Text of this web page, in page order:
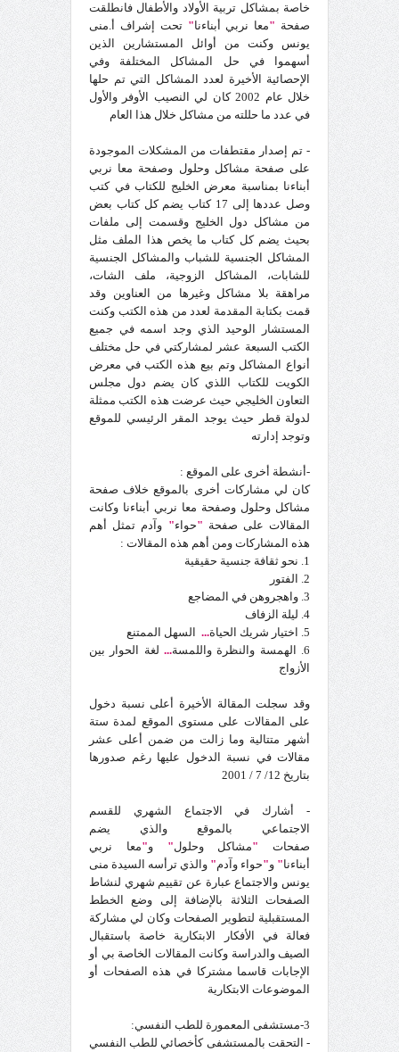
خاصة بمشاكل تربية الأولاد والأطفال فانطلقت
صفحة "معا نربي أبناءنا" تحت إشراف أ.منى
يونس وكنت من أوائل المستشارين الذين
أسهموا في حل المشاكل المختلفة وفي
الإحصائية الأخيرة لعدد المشاكل التي تم حلها
خلال عام 2002 كان لي النصيب الأوفر والأول
في عدد ما حللته من مشاكل خلال هذا العام
- تم إصدار مقتطفات من المشكلات الموجودة
على صفحة مشاكل وحلول وصفحة معا نربي
أبناءنا بمناسبة معرض الخليج للكتاب في كتب
وصل عددها إلى 17 كتاب يضم كل كتاب بعض
من مشاكل دول الخليج وقسمت إلى ملفات
بحيث يضم كل كتاب ما يخص هذا الملف مثل
المشاكل الجنسية للشباب والمشاكل الجنسية
للشابات، المشاكل الزوجية، ملف الشات،
مراهقة بلا مشاكل وغيرها من العناوين وقد
قمت بكتابة المقدمة لعدد من هذه الكتب وكنت
المستشار الوحيد الذي وجد اسمه في جميع
الكتب السبعة عشر لمشاركتي في حل مختلف
أنواع المشاكل وتم بيع هذه الكتب في معرض
الكويت للكتاب اللذي كان يضم دول مجلس
التعاون الخليجي حيث عرضت هذه الكتب ممثلة
لدولة قطر حيث يوجد المقر الرئيسي للموقع
وتوجد إدارته
-أنشطة أخرى على الموقع :
كان لي مشاركات أخرى بالموقع خلاف صفحة
مشاكل وحلول وصفحة معا نربي أبناءنا وكانت
المقالات على صفحة "حواء" وآدم تمثل أهم
هذه المشاركات ومن أهم هذه المقالات :
1. نحو ثقافة جنسية حقيقية
2. الفتور
3. واهجروهن في المضاجع
4. ليلة الزفاف
5. اختيار شريك الحياة
...
السهل الممتنع
6. الهمسة والنظرة واللمسة
... لغة الحوار بين
الأزواج
وقد سجلت المقالة الأخيرة أعلى نسبة دخول
على المقالات على مستوى الموقع لمدة ستة
أشهر متتالية وما زالت من ضمن أعلى عشر
مقالات في نسبة الدخول عليها رغم صدورها
بتاريخ 12/ 7 / 2001
- أشارك في الاجتماع الشهري للقسم
الاجتماعي بالموقع والذي يضم
صفحات "مشاكل وحلول" و"معا نربي
أبناءنا" و"حواء وآدم" والذي ترأسه السيدة منى
يونس والاجتماع عبارة عن تقييم شهري لنشاط
الصفحات الثلاثة بالإضافة إلى وضع الخطط
المستقبلية لتطوير الصفحات وكان لي مشاركة
فعالة في الأفكار الابتكارية خاصة باستقبال
الصيف والدراسة وكانت المقالات الخاصة بي أو
الإجابات قاسما مشتركا في هذه الصفحات أو
الموضوعات الابتكارية
3-مستشفى المعمورة للطب النفسي:
- التحقت بالمستشفى كأخصائي للطب النفسي